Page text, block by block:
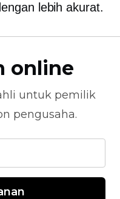
lebih akurat.
online
untuk pemilik
pengusaha.